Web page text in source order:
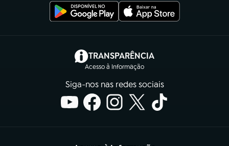
TRANSPARÊNCIA
Acesso à Informação
(abre em nova aba)
Siga-nos nas redes sociais